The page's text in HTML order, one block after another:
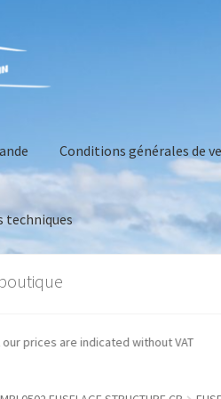
Conditions générales de
techniques
Conditions générales de vente
our prices are indicated without